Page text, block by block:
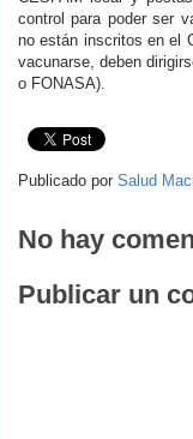
control para poder ser
no están inscritos en el
vacunarse, deben
o FONASA).
Publicado por Salud
No hay
Publicar un